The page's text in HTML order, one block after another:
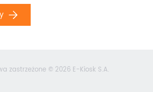
zastrzeżone © 2026 E-Kiosk S.A.